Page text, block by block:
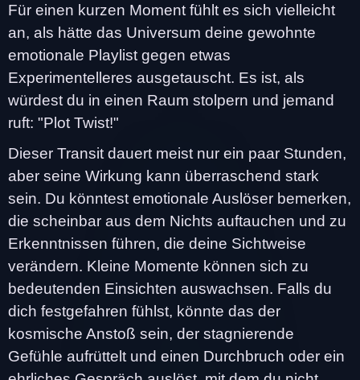
Für einen kurzen Moment fühlt es sich vielleicht
an, als hätte das Universum deine gewohnte
emotionale Playlist gegen etwas
Experimentelleres ausgetauscht. Es ist, als
würdest du in einen Raum stolpern und jemand
ruft: "Plot Twist!"
Dieser Transit dauert meist nur ein paar Stunden,
aber seine Wirkung kann überraschend stark
sein. Du könntest emotionale Auslöser bemerken,
die scheinbar aus dem Nichts auftauchen und zu
Erkenntnissen führen, die deine Sichtweise
verändern. Kleine Momente können sich zu
bedeutenden Einsichten auswachsen. Falls du
dich festgefahren fühlst, könnte das der
kosmische Anstoß sein, der stagnierende
Gefühle aufrüttelt und einen Durchbruch oder ein